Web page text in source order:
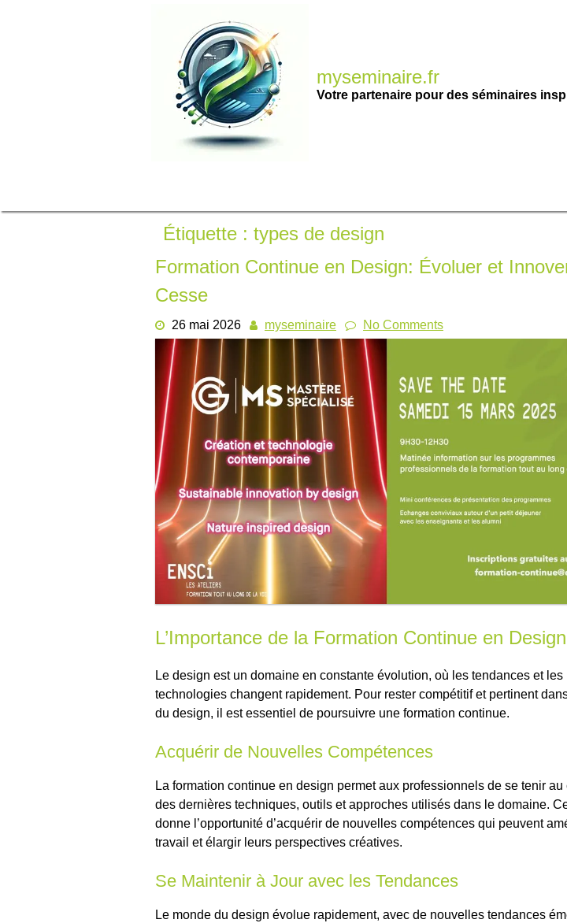
myseminaire.fr
Votre partenaire pour des séminaires
Étiquette : types de design
Formation Continue en Design: Évoluer et
Cesse
26 mai 2026 myseminaire No Comments
L’Importance de la Formation Continue en Design
Le design est un domaine en constante évolution, où les tendances et les
technologies changent rapidement. Pour rester compétitif et pertinent
du design, il est essentiel de poursuivre une formation continue.
Acquérir de Nouvelles Compétences
La formation continue en design permet aux professionnels de se tenir au
des dernières techniques, outils et approches utilisés dans le domaine.
donne l’opportunité d’acquérir de nouvelles compétences qui peuvent
travail et élargir leurs perspectives créatives.
Se Maintenir à Jour avec les Tendances
Le monde du design évolue rapidement, avec de nouvelles tendances